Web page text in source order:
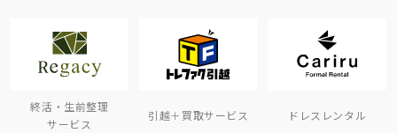
終活・生前整理
サービス
引越＋買取サービス ドレスレンタル